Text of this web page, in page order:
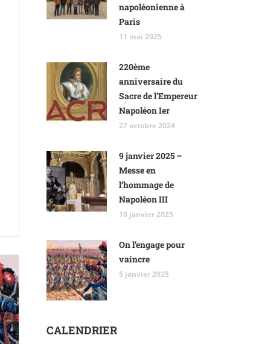
napoléonienne à
Paris
11 mai 2025
220ème
anniversaire du
Sacre de l’Empereur
Napoléon Ier
27 octobre 2024
9 janvier 2025 –
Messe en
l’hommage de
Napoléon III
10 janvier 2025
On l’engage pour
vaincre
5 janvier 2025
CALENDRIER